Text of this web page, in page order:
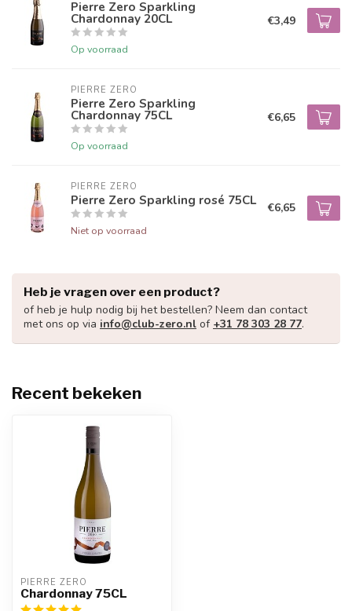
Pierre Zero Sparkling
Chardonnay 20CL
Op voorraad
€3,49
PIERRE ZERO
Pierre Zero Sparkling
Chardonnay 75CL
Op voorraad
€6,65
PIERRE ZERO
Pierre Zero Sparkling rosé 75CL
Niet op voorraad
€6,65
Heb je vragen over een product?
of heb je hulp nodig bij het bestellen? Neem dan contact
met ons op via info@club-zero.nl of +31 78 303 28 77.
Recent bekeken
PIERRE ZERO
Chardonnay 75CL